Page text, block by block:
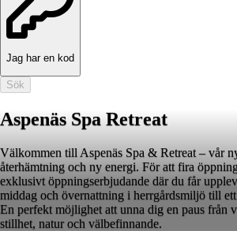
Jag har en kod
Sök
Aspenäs Spa Retreat
Välkommen till Aspenäs Spa & Retreat – vår
återhämtning och ny energi. För att fira
exklusivt öppningserbjudande där du får
middag och övernattning i herrgårdsmiljö till
En perfekt möjlighet att unna dig en paus från
stillhet, natur och välbefinnande.